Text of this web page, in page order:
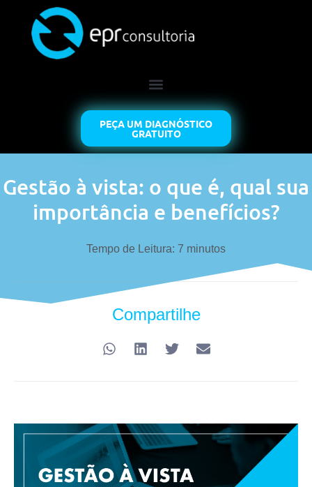
PEÇA UM DIAGNÓSTICO
GRATUITO
Gestão à vista: o que é, qual sua
importância e benefícios?
Tempo de Leitura: 7 minutos
Compartilhe